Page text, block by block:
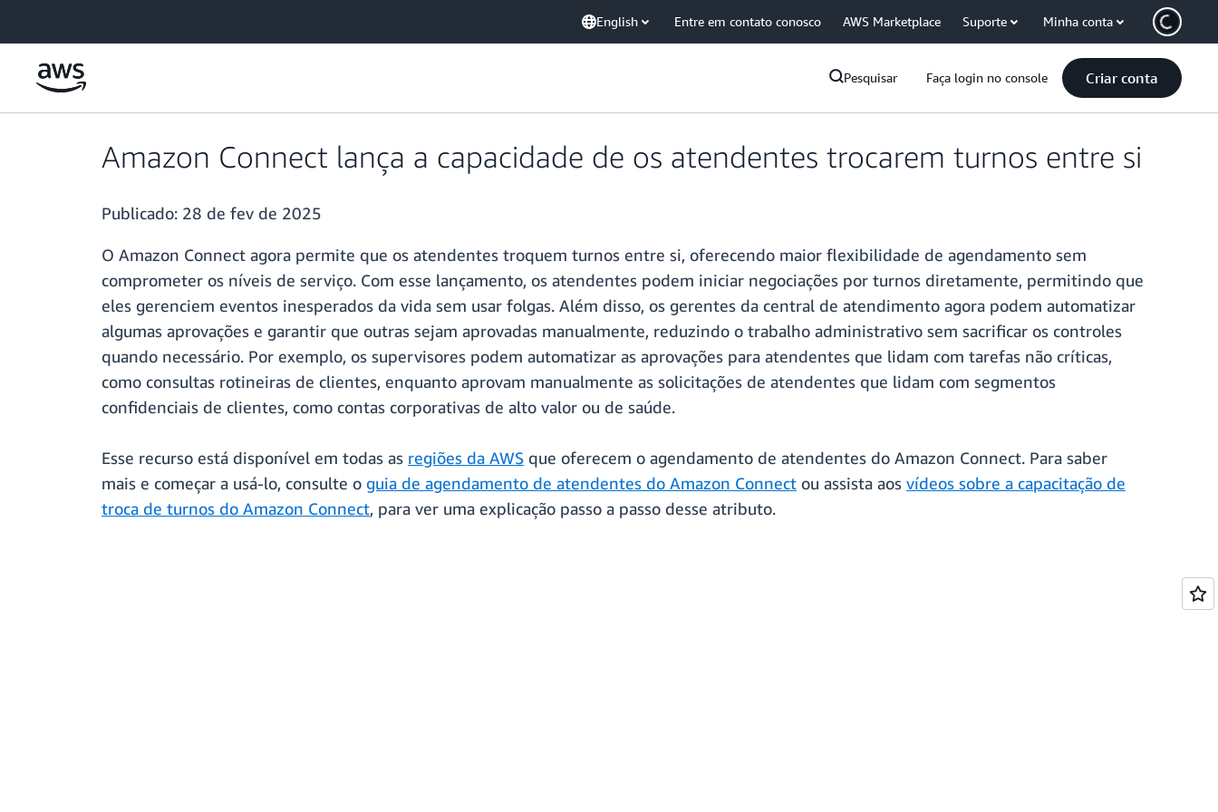
English Entre em contato conosco AWS Marketplace Suporte Minha conta
Pesquisar Faça login no console Criar conta
Amazon Connect lança a capacidade de os atendentes trocarem turnos entre si
Publicado: 28 de fev de 2025
O Amazon Connect agora permite que os atendentes troquem turnos entre si, oferecendo maior flexibilidade de agendamento sem
comprometer os níveis de serviço. Com esse lançamento, os atendentes podem iniciar negociações por turnos diretamente, permitindo que
eles gerenciem eventos inesperados da vida sem usar folgas. Além disso, os gerentes da central de atendimento agora podem automatizar
algumas aprovações e garantir que outras sejam aprovadas manualmente, reduzindo o trabalho administrativo sem sacrificar os controles
quando necessário. Por exemplo, os supervisores podem automatizar as aprovações para atendentes que lidam com tarefas não críticas,
como consultas rotineiras de clientes, enquanto aprovam manualmente as solicitações de atendentes que lidam com segmentos
confidenciais de clientes, como contas corporativas de alto valor ou de saúde.
Esse recurso está disponível em todas as regiões da AWS que oferecem o agendamento de atendentes do Amazon Connect. Para saber
mais e começar a usá-lo, consulte o guia de agendamento de atendentes do Amazon Connect ou assista aos vídeos sobre a capacitação de
troca de turnos do Amazon Connect, para ver uma explicação passo a passo desse atributo.